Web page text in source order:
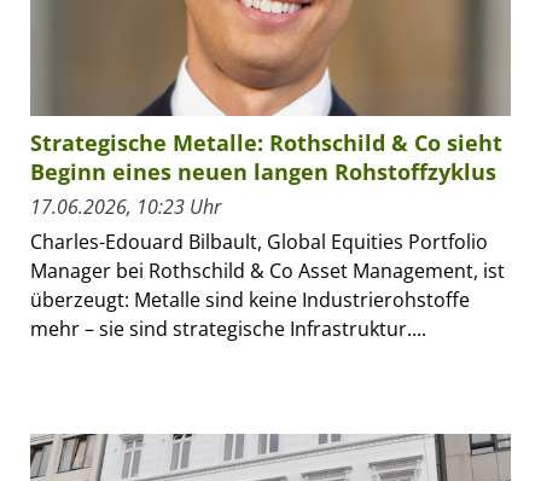
Strategische Metalle: Rothschild & Co sieht
Beginn eines neuen langen Rohstoffzyklus
17.06.2026, 10:23 Uhr
Charles-Edouard Bilbault, Global Equities Portfolio
Manager bei Rothschild & Co Asset Management, ist
überzeugt: Metalle sind keine Industrierohstoffe
mehr – sie sind strategische Infrastruktur....